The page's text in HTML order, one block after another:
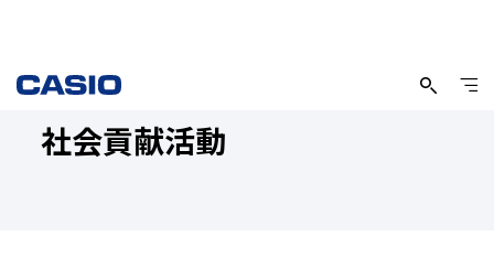
社会貢献活動